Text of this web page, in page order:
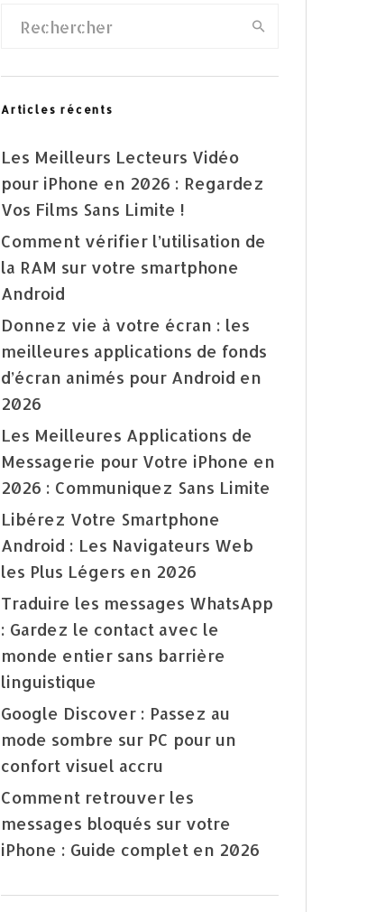
Articles récents
Les Meilleurs Lecteurs Vidéo
pour iPhone en 2026 : Regardez
Vos Films Sans Limite !
Comment vérifier l’utilisation de
la RAM sur votre smartphone
Android
Donnez vie à votre écran : les
meilleures applications de fonds
d’écran animés pour Android en
2026
Les Meilleures Applications de
Messagerie pour Votre iPhone en
2026 : Communiquez Sans Limite
Libérez Votre Smartphone
Android : Les Navigateurs Web
les Plus Légers en 2026
Traduire les messages WhatsApp
: Gardez le contact avec le
monde entier sans barrière
linguistique
Google Discover : Passez au
mode sombre sur PC pour un
confort visuel accru
Comment retrouver les
messages bloqués sur votre
iPhone : Guide complet en 2026